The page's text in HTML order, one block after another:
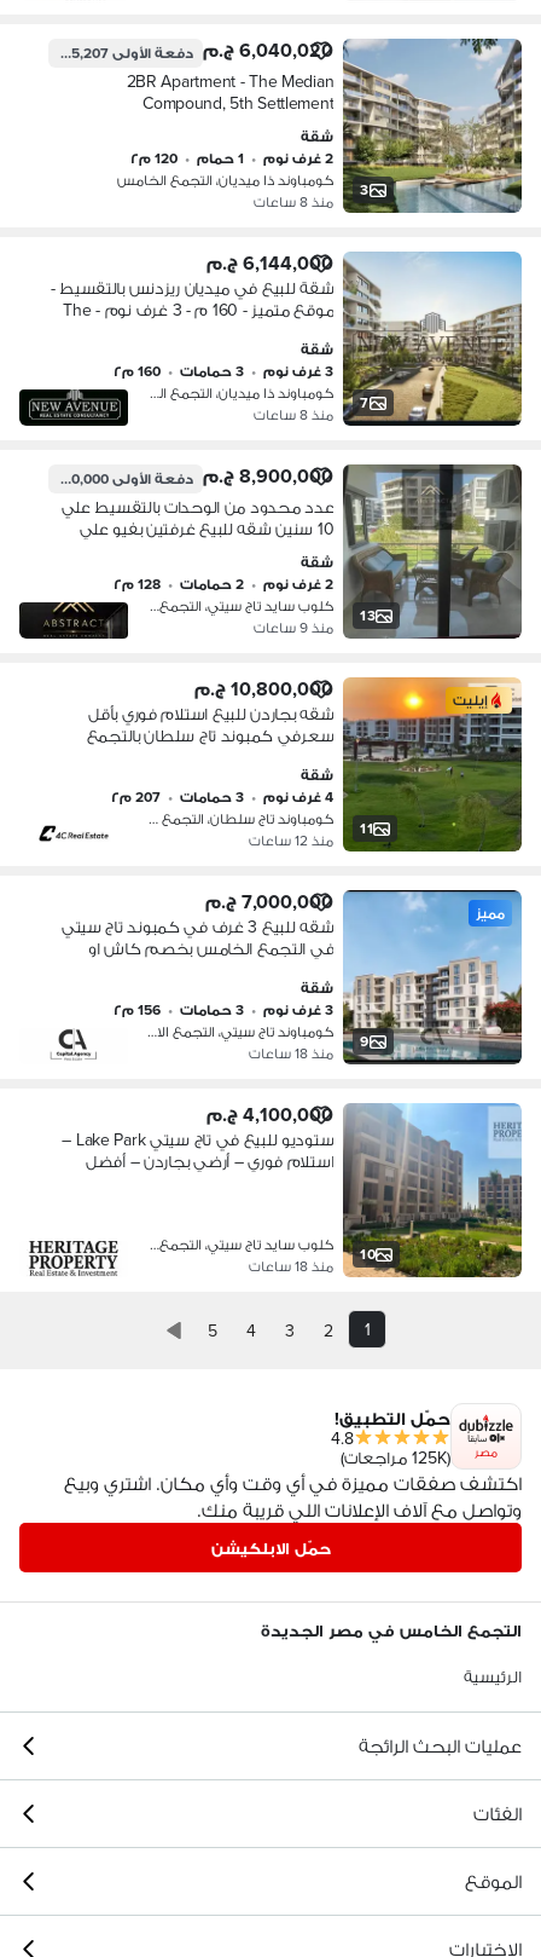
3
6,040,020 ج.م دفعة الأولى2,295,207 ج.م
2BR Apartment - The Median
Compound, 5th Settlement
شقة
2 غرف نوم
• 1 حمام • 120 م٢
كومباوند ذا ميديان، التجمع الخامس
منذ 8 ساعات
7
6,144,000 ج.م
شقة للبيع في ميديان ريزدنس بالتقسيط -
موقع متميز - 160 م - 3 غرف نوم - The
شقة
3 غرف نوم
• 3 حمامات • 160 م٢
كومباوند ذا ميديان، التجمع الخامس
منذ 8 ساعات
13
8,900,000 ج.م دفعة الأولى1,200,000 ج.م
عدد محدود من الوحدات بالتقسيط علي
10 سنين شقه للبيع غرفتين بفيو علي
Park في تاج سيتي التجمع امام المطار
دقائق من مدينه نصر و مصر الجديده في
القاهره
شقة
2 غرف نوم
• 2 حمامات • 128 م٢
كلوب سايد تاج سيتي، التجمع الخامس
منذ 9 ساعات
11
إيليت 10,800,000 ج.م
شقه بجاردن للبيع استلام فوري بأقل
سعرفي كمبوند تاج سلطان بالتجمع
شقة
4 غرف نوم
• 3 حمامات • 207 م٢
كومباوند تاج سلطان، التجمع الاول
منذ 12 ساعات
9
مميز 7,000,000 ج.م
شقه للبيع 3 غرف في كمبوند تاج سيتي
في التجمع الخامس بخصم كاش او
لوكيشن Taj City - New cairo
شقة
3 غرف نوم
• 3 حمامات • 156 م٢
كومباوند تاج سيتي، التجمع الاول
منذ 18 ساعات
10
4,100,000 ج.م
ستوديو للبيع في تاج سيتي Lake Park –
استلام فوري – أرضي بجاردن – أفضل
كلوب سايد تاج سيتي، التجمع الخامس
منذ 18 ساعات
1
2
3
4
5
مصر
حمّل التطبيق!
4.8
(125K مراجعات)
اكتشف صفقات مميزة في أي وقت وأي مكان. اشتري وبيع
وتواصل مع آلاف الإعلانات اللي قريبة منك.
حمّل الابلكيشن
التجمع الخامس في مصر الجديدة
الرئيسية
عمليات البحث الرائجة
الفئات
الموقع
الاختيارات